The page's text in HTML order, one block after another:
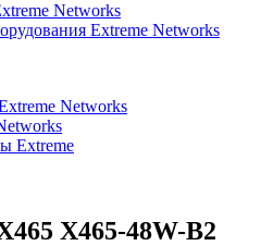
Networks
Extreme Networks
Networks
Extreme
X465-48W-B2